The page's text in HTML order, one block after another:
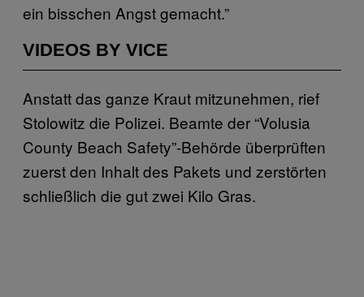
ein bisschen Angst gemacht.”
VIDEOS BY VICE
Anstatt das ganze Kraut mitzunehmen, rief
Stolowitz die Polizei. Beamte der “Volusia
County Beach Safety”-Behörde überprüften
zuerst den Inhalt des Pakets und zerstörten
schließlich die gut zwei Kilo Gras.